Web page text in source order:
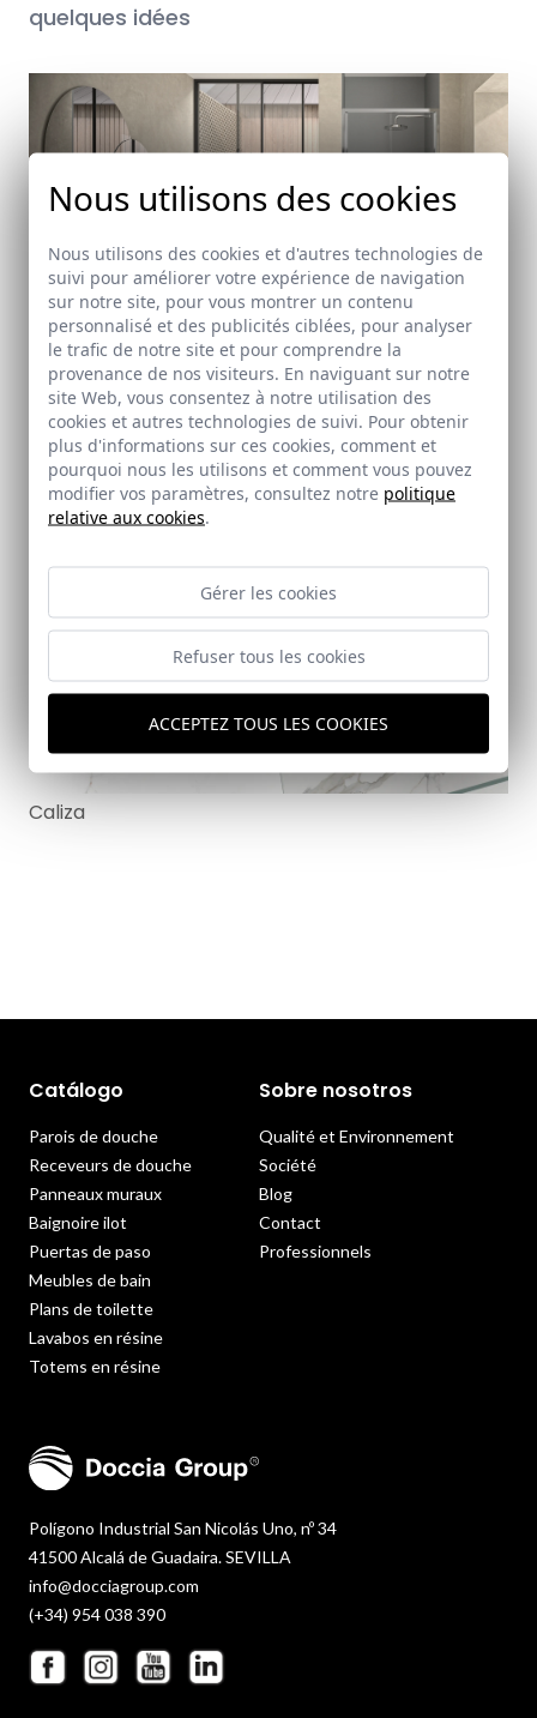
quelques idées
Rímini
Caliza
Polígono Industrial San Nicolás Uno, nº 34
41500 Alcalá de Guadaira. SEVILLA
info@docciagroup.com
(+34) 954 038 390
Catálogo
Parois de douche
Receveurs de douche
Panneaux muraux
Baignoire ilot
Puertas de paso
Meubles de bain
Plans de toilette
Lavabos en résine
Totems en résine
Sobre nosotros
Qualité et Environnement
Société
Blog
Contact
Professionnels
Nous utilisons des cookies
Nous utilisons des cookies et d'autres technologies de
suivi pour améliorer votre expérience de navigation
sur notre site, pour vous montrer un contenu
personnalisé et des publicités ciblées, pour analyser
le trafic de notre site et pour comprendre la
provenance de nos visiteurs. En naviguant sur notre
site Web, vous consentez à notre utilisation des
cookies et autres technologies de suivi. Pour obtenir
plus d'informations sur ces cookies, comment et
pourquoi nous les utilisons et comment vous pouvez
modifier vos paramètres, consultez notre politique
relative aux cookies.
Gérer les cookies
Refuser tous les cookies
ACCEPTEZ TOUS LES COOKIES